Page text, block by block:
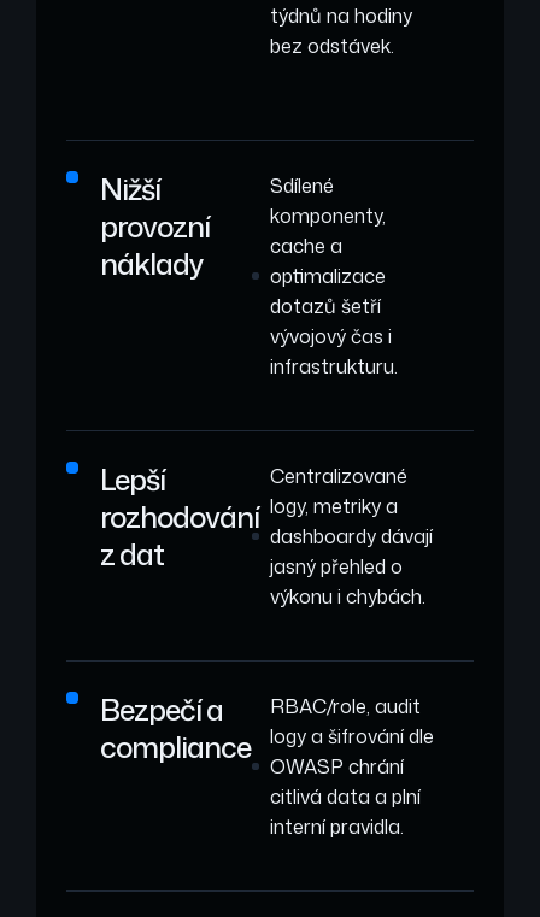
týdnů na hodiny
bez odstávek.
Nižší
provozní
náklady
Sdílené
komponenty,
cache a
optimalizace
dotazů šetří
vývojový čas i
infrastrukturu.
Lepší
rozhodování
z dat
Centralizované
logy, metriky a
dashboardy dávají
jasný přehled o
výkonu i chybách.
Bezpečí a
compliance
RBAC/role, audit
logy a šifrování dle
OWASP chrání
citlivá data a plní
interní pravidla.